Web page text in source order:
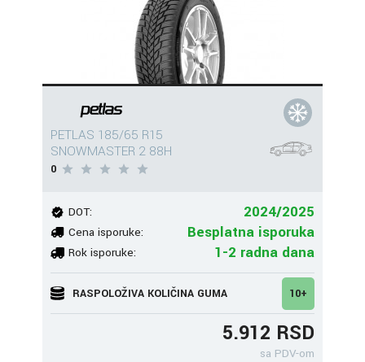
PETLAS 185/65 R15
SNOWMASTER 2 88H
0
DOT: 2024/2025
Cena isporuke: Besplatna isporuka
Rok isporuke: 1-2 radna dana
RASPOLOŽIVA KOLIČINA GUMA 10+
5.912 RSD
sa PDV-om